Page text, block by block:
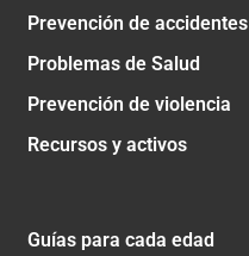
Prevención de accidentes
Problemas de Salud
Prevención de violencia
Recursos y activos
Guías para cada edad